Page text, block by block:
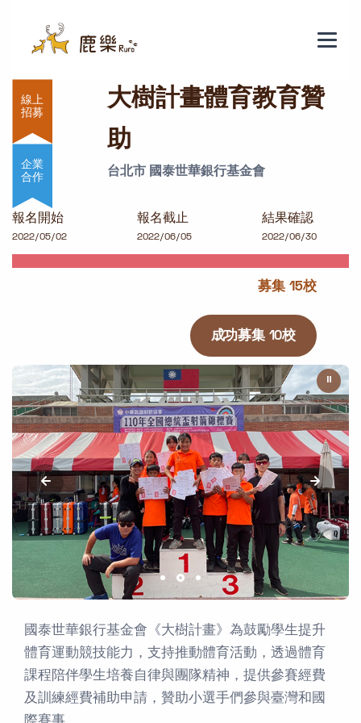
大樹計畫體育教育贊助
企業
合作
大樹計畫體育教育贊
助
台北市 國泰世華銀行基金會
報名開始
2022/05/02
報名截止
2022/06/05
結果確認
2022/06/30
募集 15校
成功募集 10校
⏸
國泰世華銀行基金會《大樹計畫》為鼓勵學生提升
體育運動競技能力，支持推動體育活動，透過體育
課程陪伴學生培養自律與團隊精神，提供參賽經費
及訓練經費補助申請，贊助小選手們參與臺灣和國